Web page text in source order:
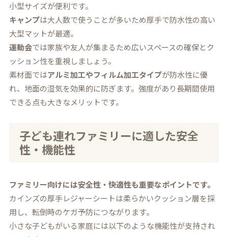
小型サイズが便利です。
キャンプは大人数で使うことが多いため厚手で防水性の高い
大型マットが最適。
運動会では家族や友人が集まるため広いスペースの確保とク
ッション性を重視しましょう。
素材面ではアルミ加工やフィルム加工タイプが防水性に優
れ、地面の湿気を効果的に防ぎます。強度があり長期間使用
できる点も大きなメリットです。
子ども連れファミリーに適した安全
性・機能性
ファミリー向けには安全性・快適性も重要なポイントです。
カインズの厚手レジャーシートは柔らかいクッション層を採
用し、転倒時のケガ予防につながります。
小さな子どもがいる家庭には以下のような機能性が支持され